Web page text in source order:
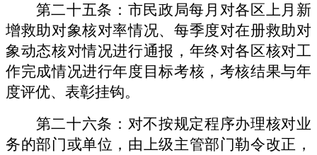
第二十五条：市民政局每月对各区上月新
增救助对象核对率情况、每季度对在册救助对
象动态核对情况进行通报，年终对各区核对工
作完成情况进行年度目标考核，考核结果与年
度评优、表彰挂钩。
第二十六条：对不按规定程序办理核对业
务的部门或单位，由上级主管部门勒令改正，